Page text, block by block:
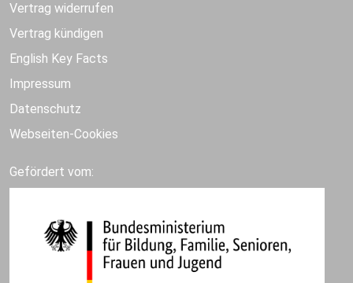
Vertrag widerrufen
Vertrag kündigen
English Key Facts
Impressum
Datenschutz
Webseiten-Cookies
Gefördert vom: